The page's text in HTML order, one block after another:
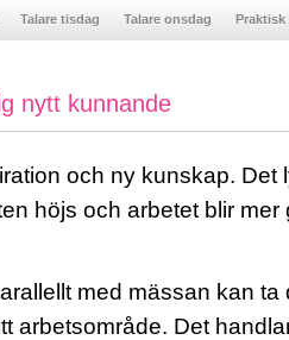
Talare tisdag Talare onsdag
nytt kunnande
och ny kunskap. Det
höjs och arbetet blir
med mässan kan
arbetsområde. Det